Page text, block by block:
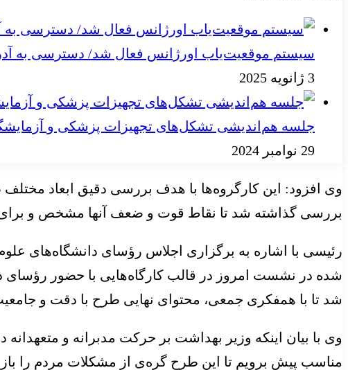
سیستم موقعیت‌یاب اورژانس فعال شد/ دسترسی به آدرس
3 ژانویه 2025
جلسه هم‌اندیشی تشکل‌های تجهیزات پزشکی و
29 نوامبر 2024
وی افزود: این کارگروه‌ها با هدف بررسی دقیق ابعاد
بررسی گذاشته شد تا نقاط قوت و ضعف آنها مشخص و
رئیسی با اشاره به برگزاری اجلاس رؤسای دانشگاه‌های
شده در نشست امروز در قالب کارگاه‌هایی با حضور رؤسای
شد تا با همفکری جمعی، محتوای نهایی طرح با دقت و
وی با بیان اینکه وزیر بهداشت بر حرکت مدبرانه و
مناسب پیش برویم تا این طرح گره‌ی از مشکلات مردم را